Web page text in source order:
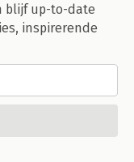
blijf up-to-date
inspirerende